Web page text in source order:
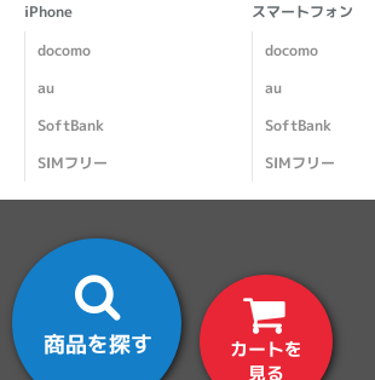
iPhone
docomo
au
SoftBank
SIMフリー
スマートフォン
docomo
au
SoftBank
SIMフリー
商品を探す カートを
見る